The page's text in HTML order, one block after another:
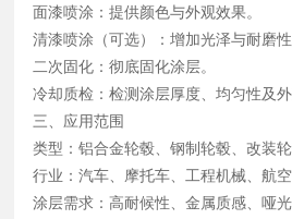
面漆喷涂：提供颜色与外观效果。
清漆喷涂（可选）：增加光泽与耐磨性
二次固化：彻底固化涂层。
冷却质检：检测涂层厚度、均匀性及外
三、应用范围
类型：铝合金轮毂、钢制轮毂、改装轮
行业：汽车、摩托车、工程机械、航空
涂层需求：高耐候性、金属质感、哑光